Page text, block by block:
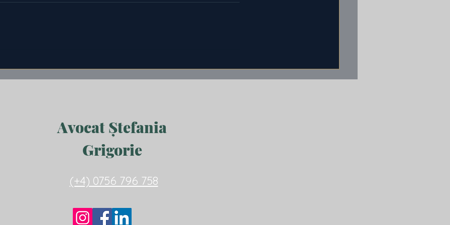
Avocat Ștefania
Grigorie
(+4) 0756 796 758